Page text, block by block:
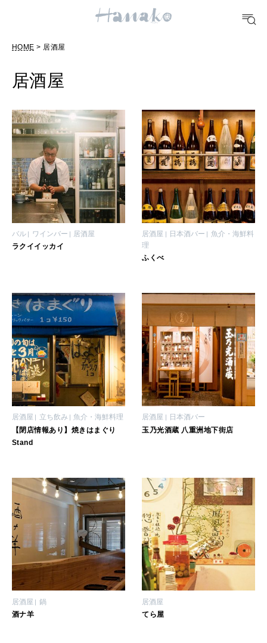
10 CATEGORIES
TRAVEL
どこ行く？
FORTUNE
明日のわたし
[12星座別] Weekly Holoscope
[12星座別] Monthly Love Holoscope
算命学がわかる今月のあなた
HEALTH
自分にやさしく
知る、考える
MAMA
ママもいろいろ
SUSTAINABLE
わたしができること
自分を耕す
WORK&MONEY
いい人生って？
MAGAZINE
HOME > 居酒屋
居酒屋
バル ワインバー 居酒屋
ラクイイッカイ
居酒屋 日本酒バー
魚介・海鮮料
理
ふくべ
居酒屋 立ち飲み 魚介・海鮮料理
【閉店情報あり】焼きはまぐり
Stand
居酒屋 日本酒バー
玉乃光酒蔵 八重洲地下街店
居酒屋 鍋
酒ナ羊
居酒屋
てら屋